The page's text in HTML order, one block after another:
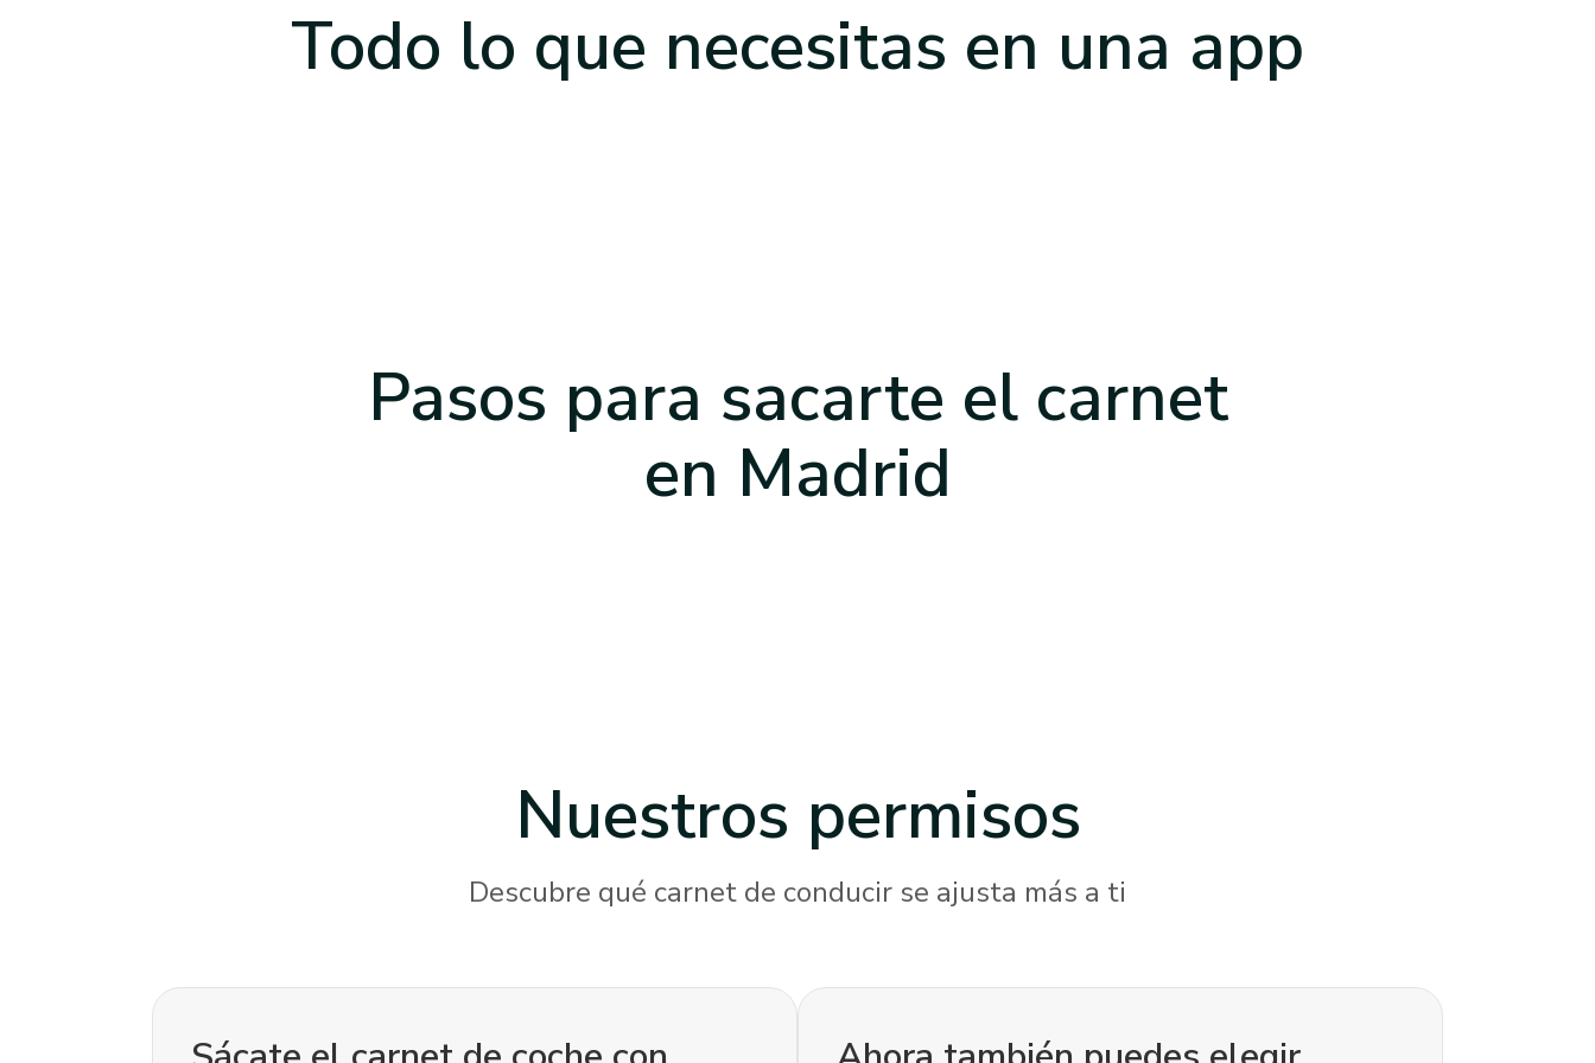
Todo lo que necesitas en una app
Pasos para sacarte el carnet
en Madrid
Nuestros permisos
Descubre qué carnet de conducir se ajusta más a ti